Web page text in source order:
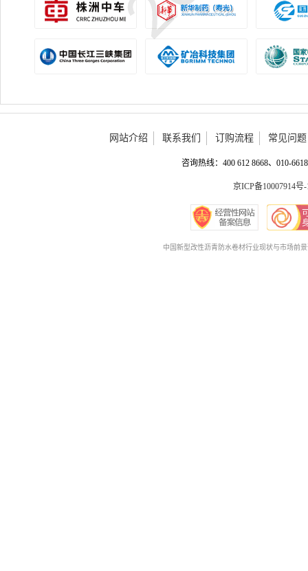
网站介绍 联系我们 订购流程 常见问题
咨询热线：400 612 8668、010-
京ICP备10007914号-
中国新型改性沥青防水卷材行业现状与市场前